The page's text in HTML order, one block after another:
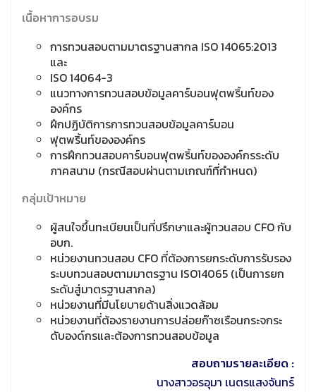
เนื้อหาการอบรม
การทวนสอบตามมาตรฐานสากล ISO 14065:2013
และ
ISO 14064-3
แนวทางการทวนสอบข้อมูลคาร์บอนฟุตพริ้นท์ของ
องค์กร
ฝึกปฏิบัติการการทวนสอบข้อมูลคาร์บอน
ฟุตพริ้นท์ขององค์กร
การฝึกทวนสอบคาร์บอนฟุตพริ้นท์ขององค์กรระดับ
ภาคสนาม (กรณีสอบผ่านตามเกณฑ์ที่กำหนด)
กลุ่มเป้าหมาย
ผู้สนใจขึ้นทะเบียนเป็นที่ปรึกษาและผู้ทวนสอบ CFO กับ
อบก.
หน่วยงานทวนสอบ CFO ที่ต้องการยกระดับการรับรอง
ระบบทวนสอบตามมาตรฐาน ISO14065 (เป็นการยก
ระดับสู่มาตรฐานสากล)
หน่วยงานที่มีนโยบายด้านสิ่งแวดล้อม
หน่วยงานที่ต้องรายงานการปล่อยก๊าซเรือนกระจกระ
ดับองด์กรและต้องการทวนสอบข้อมูล
สอบถามรายละเอียด :
นางสาวอรอุมา เนตรแสงจันทร์